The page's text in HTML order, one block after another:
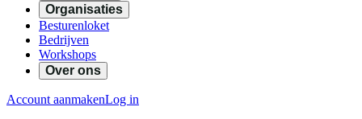
Organisaties
Besturenloket
Bedrijven
Workshops
Over ons
Account aanmakenLog in